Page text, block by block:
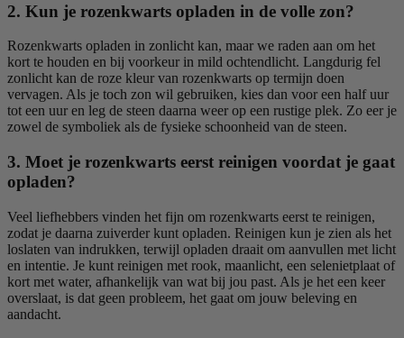
2. Kun je rozenkwarts opladen in de volle zon?
Rozenkwarts opladen in zonlicht kan, maar we raden aan om het
kort te houden en bij voorkeur in mild ochtendlicht. Langdurig fel
zonlicht kan de roze kleur van rozenkwarts op termijn doen
vervagen. Als je toch zon wil gebruiken, kies dan voor een half uur
tot een uur en leg de steen daarna weer op een rustige plek. Zo eer je
zowel de symboliek als de fysieke schoonheid van de steen.
3. Moet je rozenkwarts eerst reinigen voordat je gaat
opladen?
Veel liefhebbers vinden het fijn om rozenkwarts eerst te reinigen,
zodat je daarna zuiverder kunt opladen. Reinigen kun je zien als het
loslaten van indrukken, terwijl opladen draait om aanvullen met licht
en intentie. Je kunt reinigen met rook, maanlicht, een selenietplaat of
kort met water, afhankelijk van wat bij jou past. Als je het een keer
overslaat, is dat geen probleem, het gaat om jouw beleving en
aandacht.